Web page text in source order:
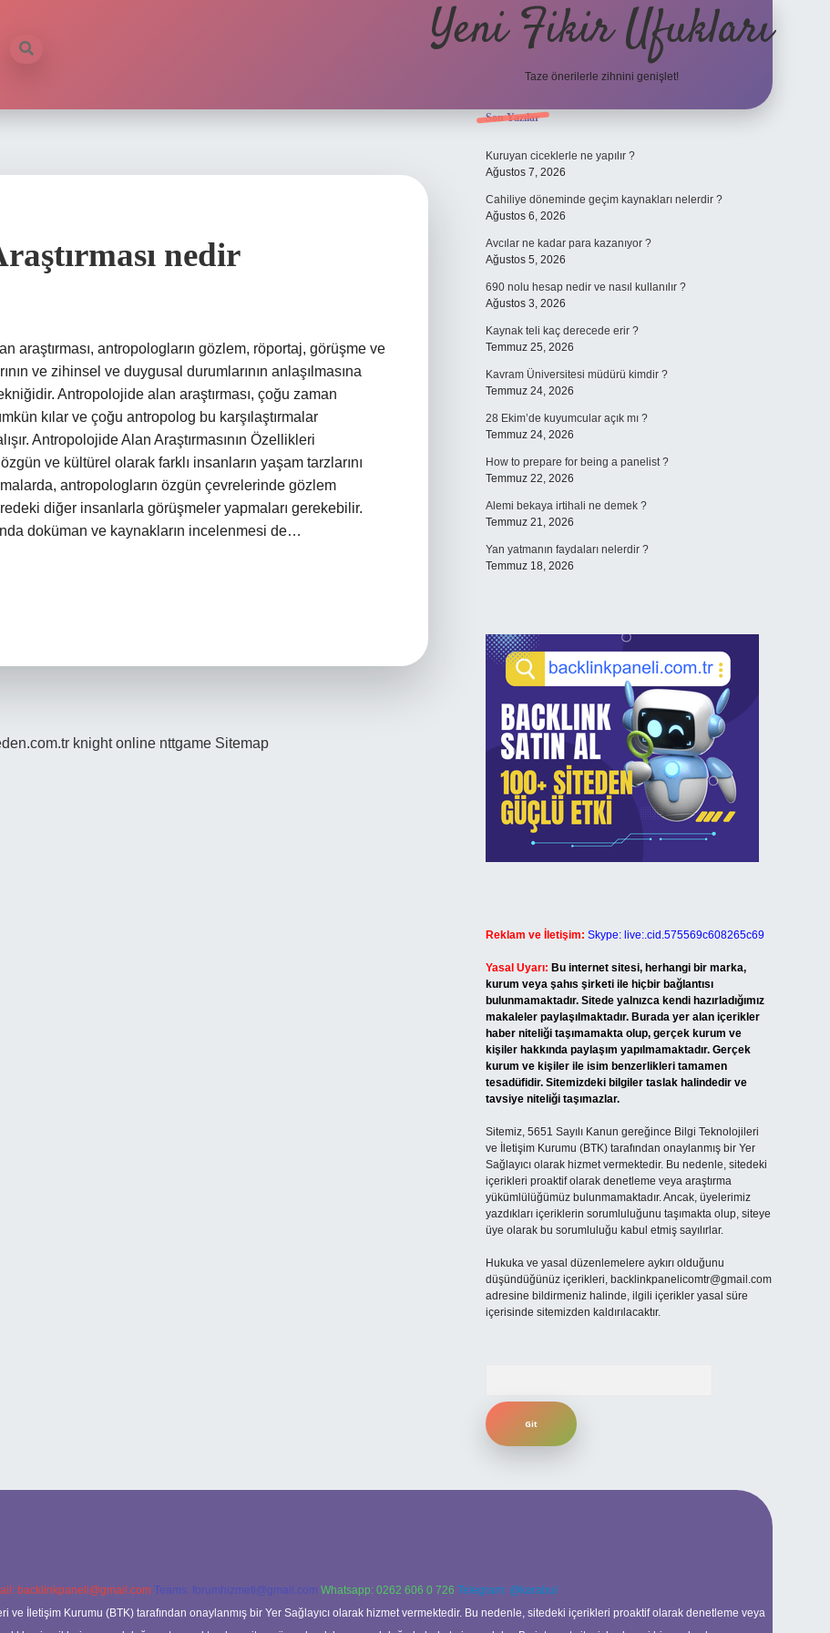
Yeni Fikir Ufukları
Taze önerilerle zihnini genişlet!
nedir
araştırması, antropologların gözlem, röportaj, görüşme ve
ve zihinsel ve duygusal durumlarının anlaşılmasına
Antropolojide alan araştırması, çoğu zaman
kılar ve çoğu antropolog bu karşılaştırmalar
Antropolojide Alan Araştırmasının Özellikleri
ve kültürel olarak farklı insanların yaşam tarzlarını
antropologların özgün çevrelerinde gözlem
diğer insanlarla görüşmeler yapmaları gerekebilir.
doküman ve kaynakların incelenmesi de…
knight online nttgame Sitemap
Sidebar
Son Yazılar
Kuruyan ciceklerle ne yapılır ?
Ağustos 7, 2026
Cahiliye döneminde geçim kaynakları nelerdir ?
Ağustos 6, 2026
Avcılar ne kadar para kazanıyor ?
Ağustos 5, 2026
690 nolu hesap nedir ve nasıl kullanılır ?
Ağustos 3, 2026
Kaynak teli kaç derecede erir ?
Temmuz 25, 2026
Kavram Üniversitesi müdürü kimdir ?
Temmuz 24, 2026
28 Ekim’de kuyumcular açık mı ?
Temmuz 24, 2026
How to prepare for being a panelist ?
Temmuz 22, 2026
Alemi bekaya irtihali ne demek ?
Temmuz 21, 2026
Yan yatmanın faydaları nelerdir ?
Temmuz 18, 2026
Reklam ve İletişim: Skype: live:.cid.575569c608265c69
Yasal Uyarı: Bu internet sitesi, herhangi bir marka,
kurum veya şahıs şirketi ile hiçbir bağlantısı
bulunmamaktadır. Sitede yalnızca kendi hazırladığımız
makaleler paylaşılmaktadır. Burada yer alan içerikler
haber niteliği taşımamakta olup, gerçek kurum ve
kişiler hakkında paylaşım yapılmamaktadır. Gerçek
kurum ve kişiler ile isim benzerlikleri tamamen
tesadüfidir. Sitemizdeki bilgiler taslak halindedir ve
tavsiye niteliği taşımazlar.
Sitemiz, 5651 Sayılı Kanun gereğince Bilgi Teknolojileri
ve İletişim Kurumu (BTK) tarafından onaylanmış bir Yer
Sağlayıcı olarak hizmet vermektedir. Bu nedenle, sitedeki
içerikleri proaktif olarak denetleme veya araştırma
yükümlülüğümüz bulunmamaktadır. Ancak, üyelerimiz
yazdıkları içeriklerin sorumluluğunu taşımakta olup, siteye
üye olarak bu sorumluluğu kabul etmiş sayılırlar.
Hukuka ve yasal düzenlemelere aykırı olduğunu
düşündüğünüz içerikleri, backlinkpanelicomtr@gmail.com
adresine bildirmeniz halinde, ilgili içerikler yasal süre
içerisinde sitemizden kaldırılacaktır.
backlinkpaneli@gmail.com Teams: forumhizmeti@gmail.com Whatsapp: 0262 606 0 726 Telegram: @karabul
ve İletişim Kurumu (BTK) tarafından onaylanmış bir Yer Sağlayıcı olarak hizmet vermektedir. Bu nedenle, sitedeki içerikleri proaktif olarak denetleme veya